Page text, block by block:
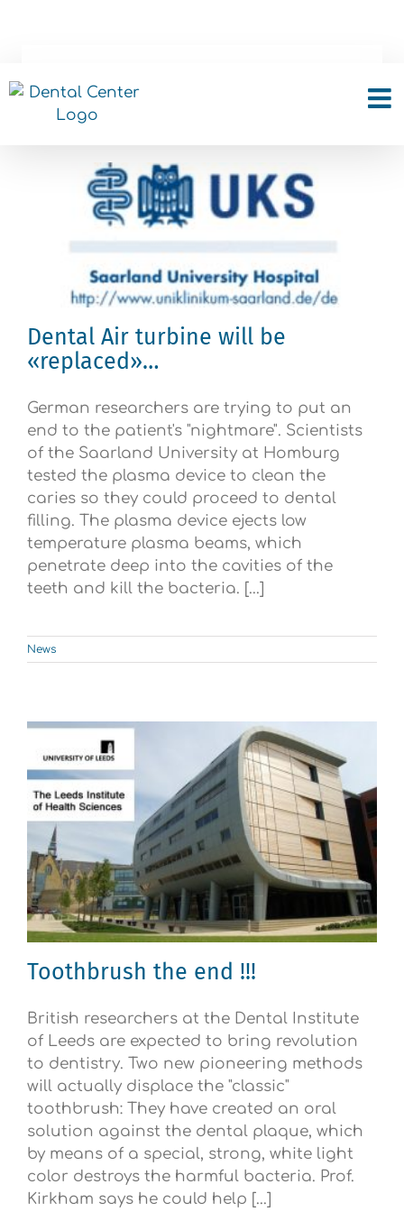
Οδοντιατρικές Εξελίξεις
Dental Air turbine will be
«replaced»…
German researchers are trying to put an
end to the patient's "nightmare". Scientists
of the Saarland University at Homburg
tested the plasma device to clean the
caries so they could proceed to dental
filling. The plasma device ejects low
temperature plasma beams, which
penetrate deep into the cavities of the
teeth and kill the bacteria. [...]
News
Toothbrush the end !!!
British researchers at the Dental Institute
of Leeds are expected to bring revolution
to dentistry. Two new pioneering methods
will actually displace the "classic"
toothbrush: They have created an oral
solution against the dental plaque, which
by means of a special, strong, white light
color destroys the harmful bacteria. Prof.
Kirkham says he could help [...]